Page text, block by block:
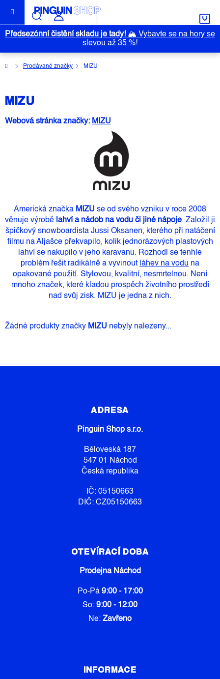
obsah
Předsezónní čistění skladu je tady!🏔️ Vybavte se na hory se
slevou až 35 %!
DomůProdávané značky MIZU
MIZU
Webová stránka značky: MIZU
Americká značka MIZU se od svého vzniku v roce 2008
věnuje výrobě lahví a nádob na vodu či jiné nápoje. Založil ji
špičkový snowboardista Jussi Oksanen, kterého při natáčení
filmu na Aljašce překvapilo, kolik jednorázových plastových
lahví se nakupilo v jeho karavanu. Rozhodl se tenhle
problém řešit radikálně a vyvinout láhev na vodu na
opakované použití. Stylovou, kvalitní, nesmrtelnou. Není
mnoho značek, které kladou prospěch životního prostředí
nad svůj zisk. MIZU je jedna z nich.
Žádné produkty značky MIZU nebyly nalezeny...
ADRESA
Pinguin Shop s.r.o.
Běloveská 187
547 01 Náchod
Česká republika
IČ: 05150663
DIČ: CZ05150663
OTEVÍRACÍ DOBA
Prodejna Náchod
Po-Pá 9:00 - 17:00
So: 9:00 - 12:00
Ne: Zavřeno
INFORMACE